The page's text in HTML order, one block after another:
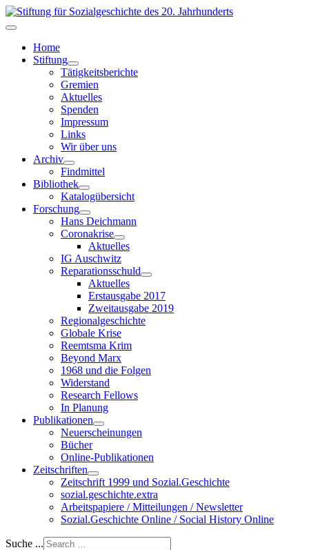
Home
Stiftung
Tätigkeitsberichte
Gremien
Aktuelles
Spenden
Impressum
Links
Wir über uns
Archiv
Findmittel
Bibliothek
Katalogübersicht
Forschung
Hans Deichmann
Coronakrise
Aktuelles
IG Auschwitz
Reparationsschuld
Aktuelles
Erstausgabe 2017
Zweitausgabe 2019
Regionalgeschichte
Globale Krise
Reemtsma Krim
Beyond Marx
1968 und die Folgen
Widerstand
Research Fellows
In Planung
Publikationen
Neuerscheinungen
Bücher
Online-Publikationen
Zeitschriften
Zeitschrift 1999 und Sozial.Geschichte
sozial.geschichte.extra
Arbeitspapiere / Mitteilungen / Newsletter
Sozial.Geschichte Online / Social History Online
Suche ...